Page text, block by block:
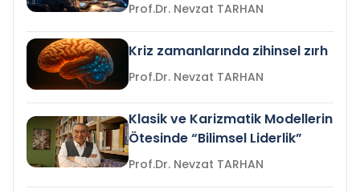
Prof.Dr. Nevzat TARHAN
Kriz zamanlarında zihinsel zırh
Prof.Dr. Nevzat TARHAN
Klasik ve Karizmatik Modellerin
Ötesinde “Bilimsel Liderlik”
Prof.Dr. Nevzat TARHAN